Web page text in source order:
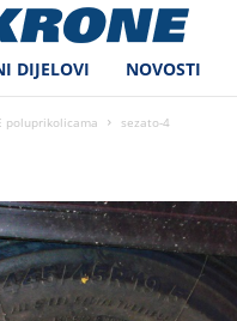
DIJELOVI NOVOSTI
poluprikolicama sezato-4